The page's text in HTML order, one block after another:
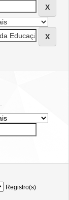
Registro(s)